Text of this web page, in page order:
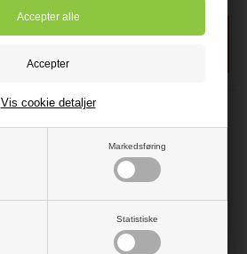
Markedsføring
Statistiske
Vis cookie detaljer
Damixa Titan
Køkkenarmatur nr